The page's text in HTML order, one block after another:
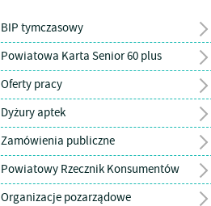
BIP tymczasowy
Powiatowa Karta Senior 60 plus
Oferty pracy
Dyżury aptek
Zamówienia publiczne
Powiatowy Rzecznik Konsumentów
Organizacje pozarządowe